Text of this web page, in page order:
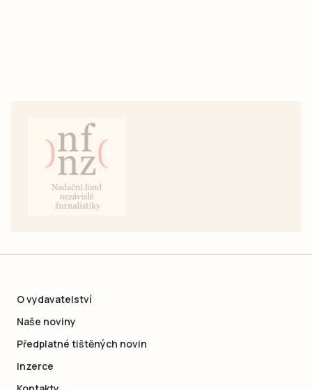
O vydavatelství
Naše noviny
Předplatné tištěných novin
Inzerce